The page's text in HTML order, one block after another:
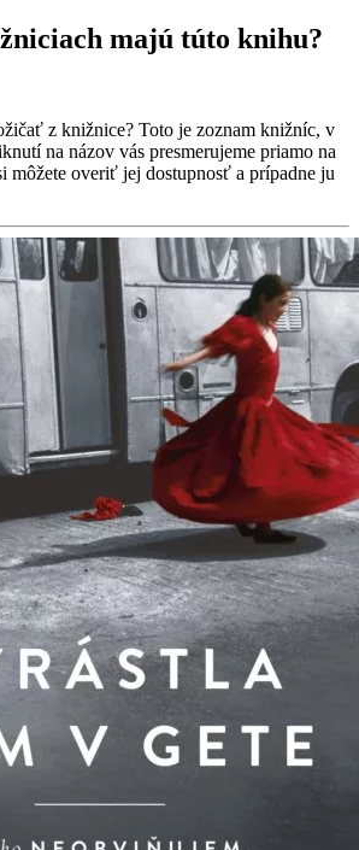
majú túto knihu?
z knižnice? Toto je zoznam knižníc, v
na názov vás presmerujeme priamo na
môžete overiť jej dostupnosť a prípadne ju